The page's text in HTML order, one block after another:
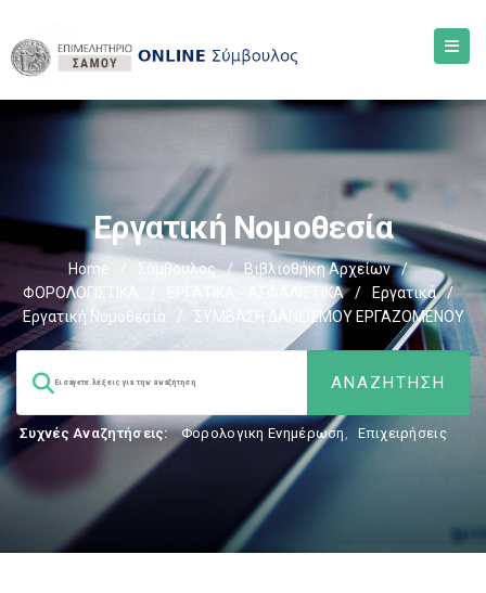
Εργατική Νομοθεσία
Home Σύμβουλος / Βιβλιοθήκη Αρχείων
/
ΦΟΡΟΛΟΓΙΣΤΙΚΑ
ΕΡΓΑΤΙΚΑ - ΑΣΦΑΛΙΣΤΙΚΑ / Εργατικά
/
Εργατική Νομοθεσία
/ ΣΥΜΒΑΣΗ ΔΑΝΕΙΣΜΟΥ ΕΡΓΑΖΟΜΕΝΟΥ
Συχνές Αναζητήσεις: Φορολογικη Ενημέρωση, Επιχειρήσεις